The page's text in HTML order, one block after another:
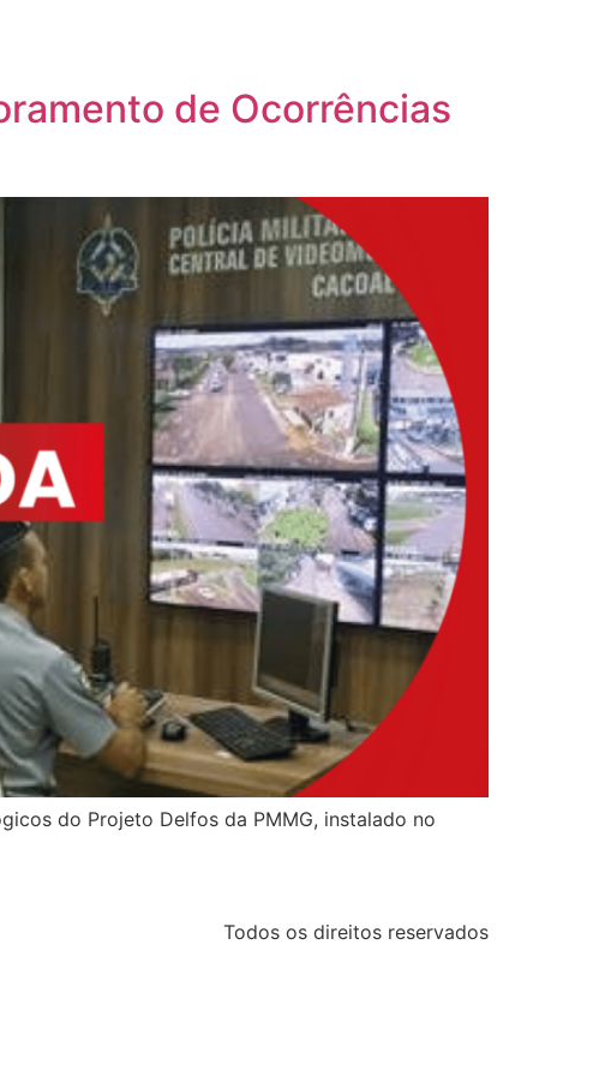
de Ocorrências
do Projeto Delfos da PMMG, instalado no
Todos os direitos reservados